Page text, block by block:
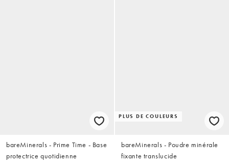
bareMinerals - Prime Time - Base
protectrice quotidienne
PLUS DE COULEURS
bareMinerals - Poudre minérale
fixante translucide